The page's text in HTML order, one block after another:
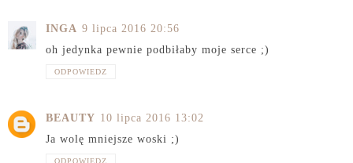
INGA 9 lipca 2016 20:56
oh jedynka pewnie podbiłaby moje serce ;)
ODPOWIEDZ
BEAUTY 10 lipca 2016 13:02
Ja wolę mniejsze woski ;)
ODPOWIEDZ